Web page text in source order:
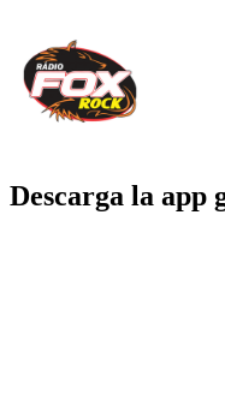
Descarga la